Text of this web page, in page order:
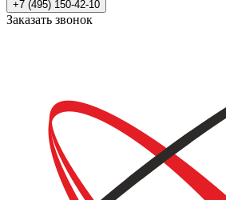
+7 (495) 150-42-10
Заказать звонок